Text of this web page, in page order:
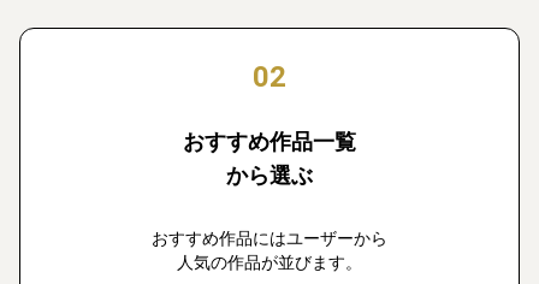
02
おすすめ作品一覧
から選ぶ
おすすめ作品にはユーザーから
人気の作品が並びます。